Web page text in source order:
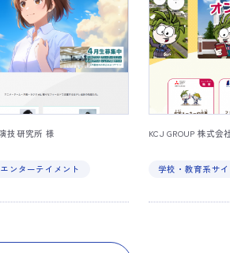
技研究所 様
エンターテイメント
KCJ GROUP 株式会
学校・教育系サ